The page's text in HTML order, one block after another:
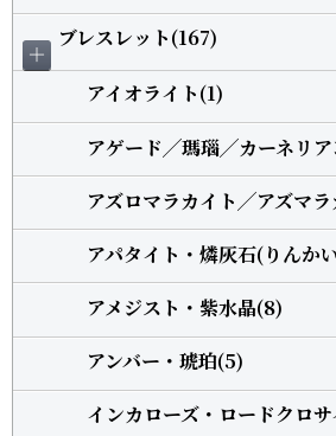
＋
ブレスレット(167)
アイオライト(1)
アズロマラカイト╱アズマ
アパタイト・燐灰石(りんか
アメジスト・紫水晶(8)
アンバー・琥珀(5)
インカローズ・ロードクロ